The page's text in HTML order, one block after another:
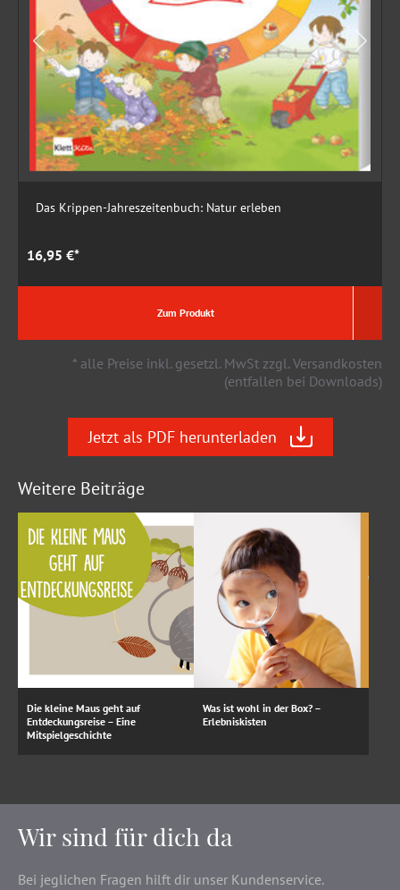
Das Krippen-Jahreszeitenbuch: Natur erleben
16,95 €*
Zum Produkt
* alle Preise inkl. gesetzl. MwSt zzgl. Versandkosten
(entfallen bei Downloads)
Jetzt als PDF herunterladen
Weitere Beiträge
Die kleine Maus geht auf
Entdeckungsreise – Eine
Mitspielgeschichte
Was ist wohl in der Box? –
Erlebniskisten
Wir sind für dich da
Bei jeglichen Fragen hilft dir unser Kundenservice.